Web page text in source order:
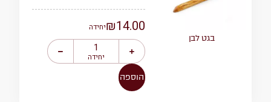
בגט לבן
₪14.00 יחידה
יחידה
הוספה